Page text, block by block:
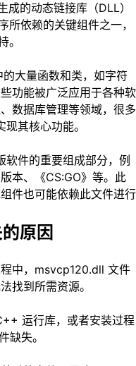
的动态链接库（DLL）
依赖的关键组件之一，
大量函数和类，如字符
功能被广泛应用于各种软
数据库管理等领域，很多
其核心功能。
件的重要组成部分，例
本、《CS:GO》等。此
件也可能依赖此文件进行
原因
中，msvcp120.dll 文件
找到所需资源。
运行库，或者安装过程
缺失。